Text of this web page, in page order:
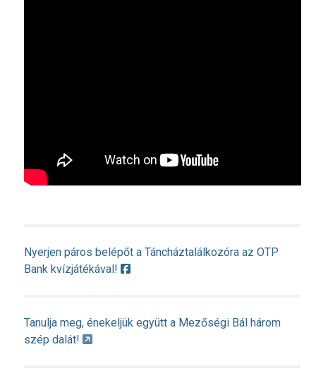
Nyerjen páros belépőt a Táncháztalálkozóra az OTP
Bank kvízjátékával!
Tanulja meg, énekeljük együtt a Mezőségi Bál három
szép dalát!